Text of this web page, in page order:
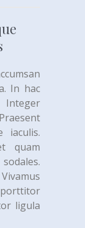
In hac
iaculis.
quam
ligula